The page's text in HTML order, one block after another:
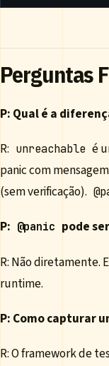
Perguntas
P: Qual é a
R: unreachable é
panic com
(sem verificação).
P: @panic pode
R: Não diretamente.
runtime.
P: Como capturar
R: O framework de